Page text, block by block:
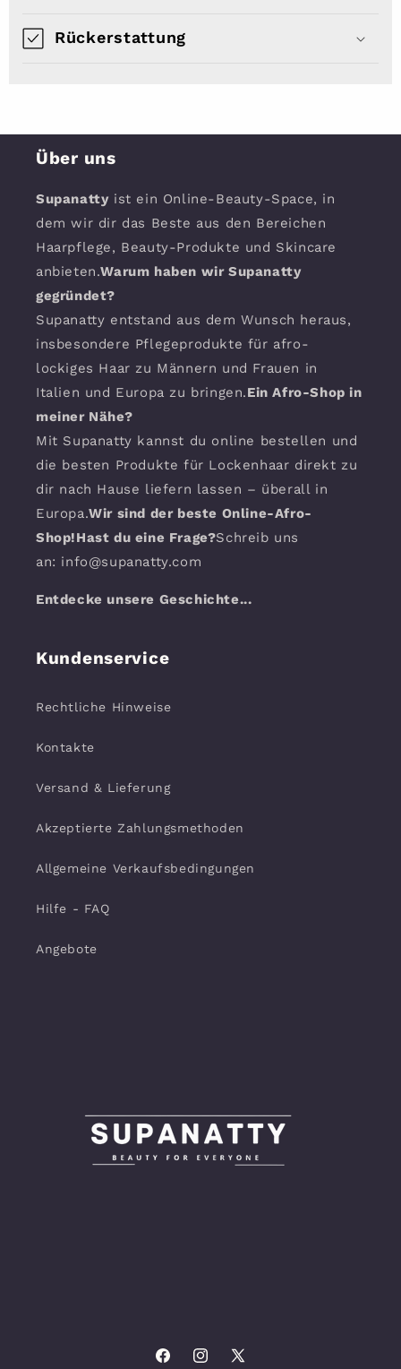
Rückerstattung
Über uns
Supanattyist ein Online-Beauty-Space, in
dem wir dir das Beste aus den Bereichen
Haarpflege, Beauty-Produkte und Skincare
anbieten.Warum haben wir Supanatty
gegründet?
Supanatty entstand aus dem Wunsch heraus,
insbesondere Pflegeprodukte für afro-
lockiges Haar zu Männern und Frauen in
Italien und Europa zu bringen.Ein Afro-Shop in
meiner Nähe?
Mit Supanatty kannst du online bestellen und
die besten Produkte für Lockenhaar direkt zu
dir nach Hause liefern lassen – überall in
Europa.Wir sind der beste Online-Afro-
Shop!Hast du eine Frage?Schreib uns
an: info@supanatty.com
Entdecke unsere Geschichte...
Kundenservice
Rechtliche Hinweise
Kontakte
Versand & Lieferung
Akzeptierte Zahlungsmethoden
Allgemeine Verkaufsbedingungen
Hilfe - FAQ
Angebote
FacebookInstagram
X